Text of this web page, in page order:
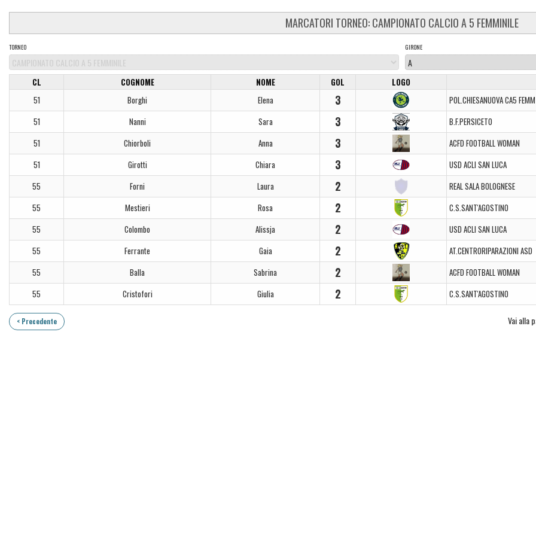
MARCATORI TORNEO: CAMPIONATO CALCIO A 5 FEMMINILE
TORNEO GIRONE
CL COGNOME NOME GOL LOGO
51
Borghi Elena 3
POL.CHIESANUOVA CA5 FEMM
51
Nanni Sara 3
B.F.PERSICETO
51
Chiorboli Anna 3
ACFD FOOTBALL WOMAN
51
Girotti Chiara 3
USD ACLI SAN LUCA
55
Forni Laura 2
REAL SALA BOLOGNESE
55
Mestieri Rosa 2
C.S.SANT'AGOSTINO
55
Colombo Alissja 2
USD ACLI SAN LUCA
55
Ferrante Gaia 2
AT.CENTRORIPARAZIONI ASD
55
Balla Sabrina 2
ACFD FOOTBALL WOMAN
55
Cristofori Giulia 2 C.S.SANT'AGOSTINO
Vai alla
< Precedente